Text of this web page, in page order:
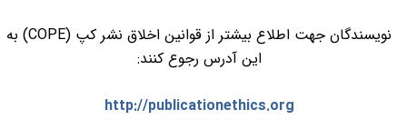
نویسندگان جهت اطلاع بیشتر از قوانین اخلاق نشر کپ (COPE) به
این آدرس رجوع کنند:
http://publicationethics.org